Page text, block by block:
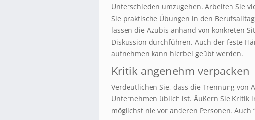
Unterschieden umzugehen. Arbeiten Sie
Sie praktische Übungen in den
lassen die Azubis anhand von konkreten
Diskussion durchführen. Auch der feste
aufnehmen kann hierbei geübt werden.
Kritik angenehm verpacken
Verdeutlichen Sie, dass die Trennung von
Unternehmen üblich ist. Äußern Sie Kritik
möglichst nie vor anderen Personen. Auch